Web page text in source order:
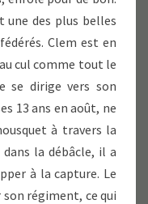
une des plus belles
Clem est en
cul comme tout le
se dirige vers son
13 ans en août, ne
à travers la
la débâcle, il a
à la capture. Le
régiment, ce qui